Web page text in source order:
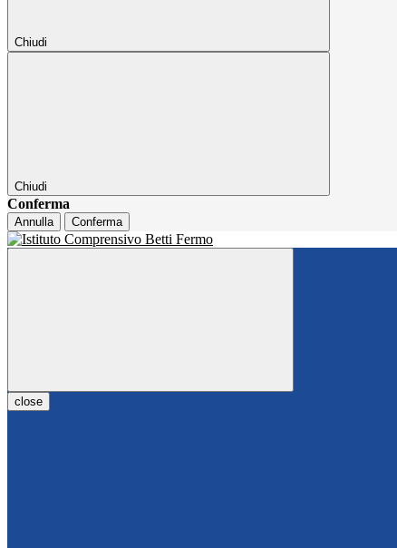
Chiudi
Chiudi
Conferma
Annulla Conferma
close